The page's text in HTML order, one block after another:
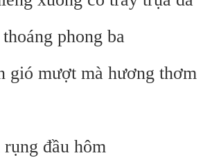
phong ba
gió mượt mà hương thơm
đầu hôm